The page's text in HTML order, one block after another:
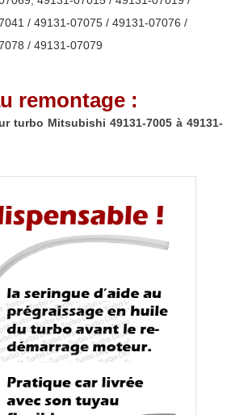
/ 49131-07075 / 49131-07076 /
/ 49131-07079
remontage :
turbo Mitsubishi 49131-7005 à 49131-